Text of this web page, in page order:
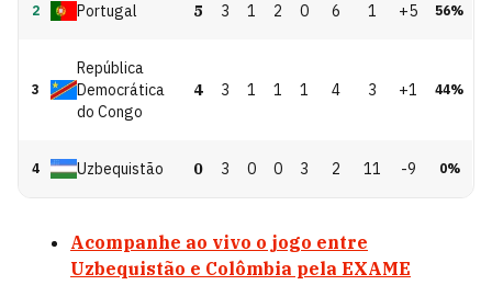
2 Portugal 5 3 1 2 0 6 1 +5 56%
3
República
Democrática
do Congo
4 3 1 1 1 4 3 +1 44%
4 Uzbequistão 0 3 0 0 3 2 11 -9 0%
Acompanhe ao vivo o jogo entre
Uzbequistão e Colômbia pela EXAME